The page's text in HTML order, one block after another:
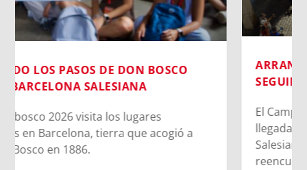
ARRANCA EL CAMPOBOSCO 2026:
SEGUIMOS VUESTRAS HUELLAS
El Campobosco 2026 inicia en Barcelona con la
llegada de cerca de 700 jóvenes del MJS a
Salesians Martí-Codolar. Emoción,